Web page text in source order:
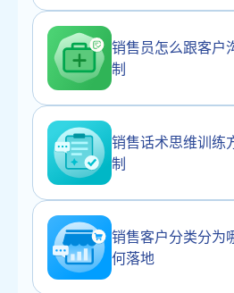
销售员怎么跟客户
制
销售话术思维训练
制
销售客户分类分为
何落地